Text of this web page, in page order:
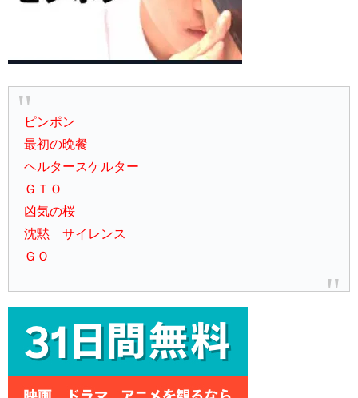
ピンポン
最初の晩餐
ヘルタースケルター
ＧＴＯ
凶気の桜
沈黙 サイレンス
ＧＯ